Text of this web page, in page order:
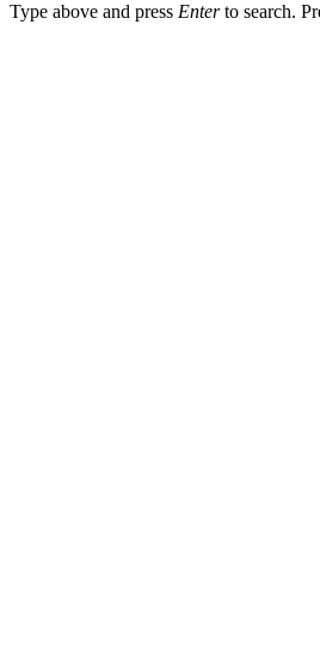
Type above and press Enterto search.